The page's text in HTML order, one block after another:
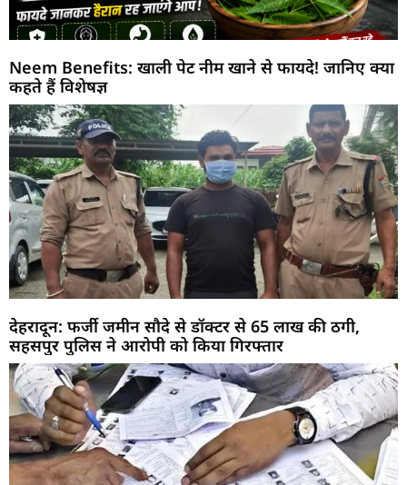
Neem Benefits: खाली पेट नीम खाने से फायदे! जानिए क्या
कहते हैं विशेषज्ञ
देहरादून: फर्जी जमीन सौदे से डॉक्टर से 65 लाख की ठगी,
सहसपुर पुलिस ने आरोपी को किया गिरफ्तार